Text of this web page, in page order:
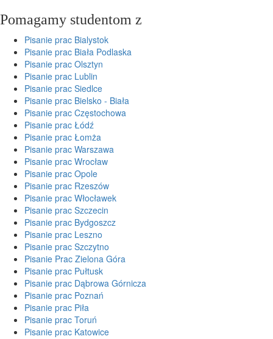
Pomagamy studentom z
Pisanie prac Bialystok
Pisanie prac Biała Podlaska
Pisanie prac Olsztyn
Pisanie prac Lublin
Pisanie prac Siedlce
Pisanie prac Bielsko - Biała
Pisanie prac Częstochowa
Pisanie prac Łódź
Pisanie prac Łomża
Pisanie prac Warszawa
Pisanie prac Wrocław
Pisanie prac Opole
Pisanie prac Rzeszów
Pisanie prac Włocławek
Pisanie prac Szczecin
Pisanie prac Bydgoszcz
Pisanie prac Leszno
Pisanie prac Szczytno
Pisanie Prac Zielona Góra
Pisanie prac Pułtusk
Pisanie prac Dąbrowa Górnicza
Pisanie prac Poznań
Pisanie prac Piła
Pisanie prac Toruń
Pisanie prac Katowice